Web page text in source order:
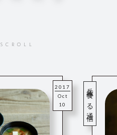
scroll
2017
Oct
10
兵庫食べる通信 創刊号